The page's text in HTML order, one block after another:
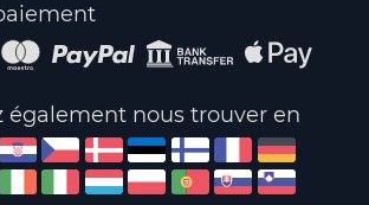
également nous trouver en